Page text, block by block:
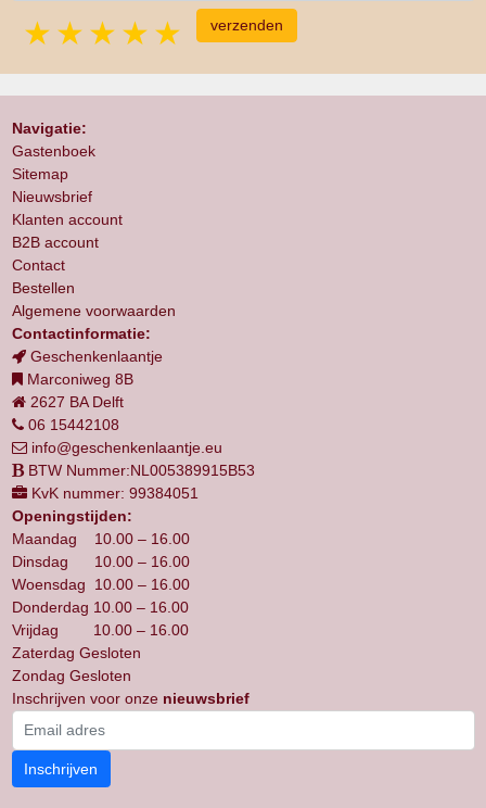
5 stars
4 stars
3 stars
2 stars
1 star
Navigatie:
Gastenboek
Sitemap
Nieuwsbrief
Klanten account
B2B account
Contact
Bestellen
Algemene voorwaarden
Contactinformatie:
Geschenkenlaantje
Marconiweg 8B
2627 BA Delft
06 15442108
info@geschenkenlaantje.eu
BTW Nummer:NL005389915B53
KvK nummer: 99384051
Openingstijden:
Maandag 10.00 – 16.00
Dinsdag 10.00 – 16.00
Woensdag 10.00 – 16.00
Donderdag 10.00 – 16.00
Vrijdag 10.00 – 16.00
Zaterdag Gesloten
Zondag Gesloten
Inschrijven voor onze nieuwsbrief
Inschrijven